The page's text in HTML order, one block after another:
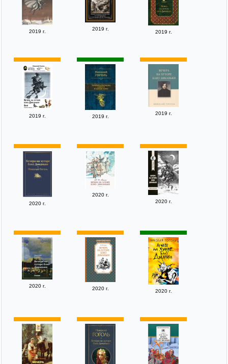
2019 г. 2019 г.
2019 г.
2019 г. 2019 г.
2019 г.
2020 г.
2020 г.
2020 г.
2020 г. 2020 г. 2020 г.